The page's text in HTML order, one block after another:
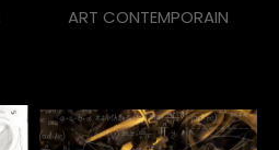
ART CONTEMPORAIN